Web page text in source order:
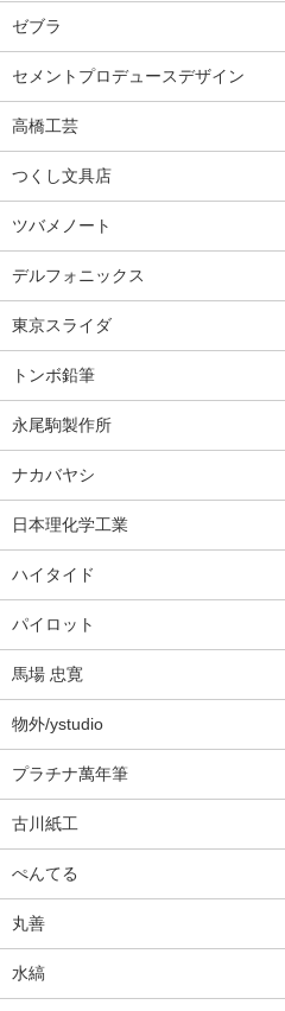
ゼブラ
セメントプロデュースデザイン
高橋工芸
つくし文具店
ツバメノート
デルフォニックス
東京スライダ
トンボ鉛筆
永尾駒製作所
ナカバヤシ
日本理化学工業
ハイタイド
パイロット
馬場 忠寛
物外/ystudio
プラチナ萬年筆
古川紙工
ぺんてる
丸善
水縞